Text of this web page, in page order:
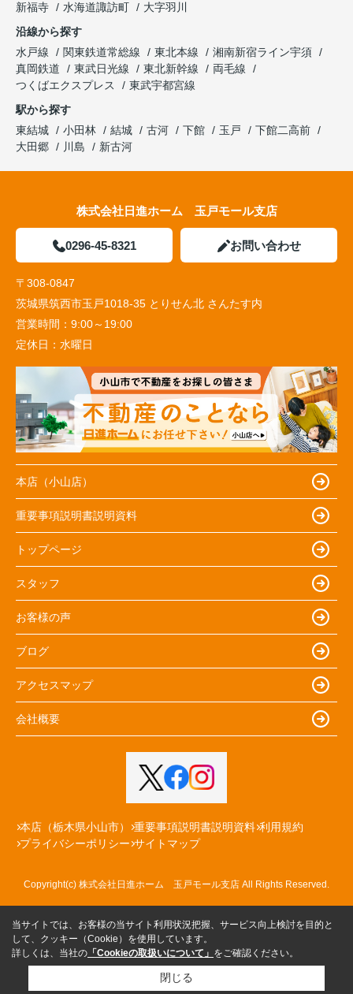
新福寺
水海道諏訪町
大字羽川
沿線から探す
水戸線
関東鉄道常総線 東北本線
湘南新宿ライン宇須
真岡鉄道
東武日光線 東北新幹線
両毛線
つくばエクスプレス
東武宇都宮線
駅から探す
東結城
小田林 結城 古河 下館 玉戸
下館二高前
大田郷
川島 新古河
株式会社日進ホーム 玉戸モール支店
0296-45-8321 お問い合わせ
〒308-0847
茨城県筑西市玉戸1018-35 とりせん北 さんたす内
営業時間： 9:00～19:00
定休日： 水曜日
本店（小山店）
重要事項説明書説明資料
トップページ
スタッフ
お客様の声
ブログ
アクセスマップ
会社概要
本店（栃木県小山市） 重要事項説明書説明資料 利用規約
プライバシーポリシー サイトマップ
Copyright(c) 株式会社日進ホーム 玉戸モール支店 All Rights Reserved.
当サイトでは、お客様の当サイト利用状況把握、サービス向上検討を目的と
して、クッキー（Cookie）を使用しています。
詳しくは、当社の 「Cookieの取扱いについて」 をご確認ください。
閉じる